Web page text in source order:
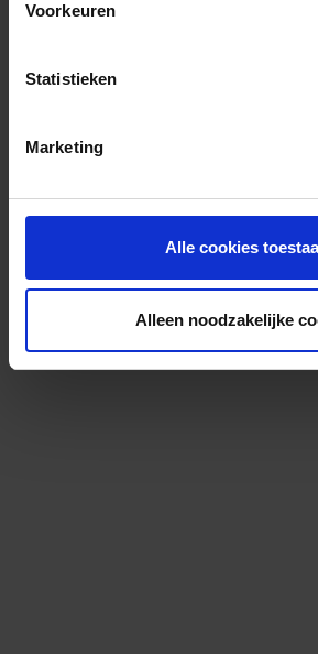
Voorkeuren
Statistieken
Marketing
Alle cookies
Alleen noodzakelijke